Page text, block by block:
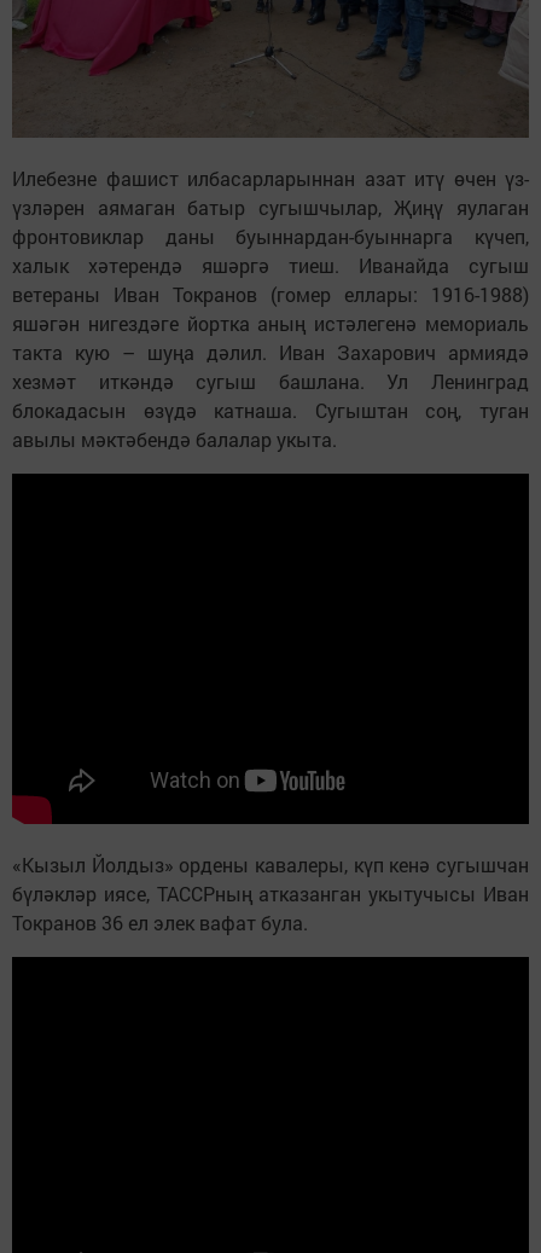
Илебезне фашист илбасарларыннан азат итү өчен үз-
үзләрен аямаган батыр сугышчылар, Җиңү яулаган
фронтовиклар даны буыннардан-буыннарга күчеп,
халык хәтерендә яшәргә тиеш. Иванайда сугыш
ветераны Иван Токранов (гомер еллары: 1916-1988)
яшәгән нигездәге йортка аның истәлегенә мемориаль
такта кую – шуңа дәлил. Иван Захарович армиядә
хезмәт иткәндә сугыш башлана. Ул Ленинград
блокадасын өзүдә катнаша. Сугыштан соң, туган
авылы мәктәбендә балалар укыта.
«Кызыл Йолдыз» ордены кавалеры, күп кенә сугышчан
бүләкләр иясе, ТАССРның атказанган укытучысы Иван
Токранов 36 ел элек вафат була.